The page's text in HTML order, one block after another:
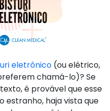
eletrônico (ou elétrico,
chamá-lo)? Se
é provável que esse
estranho, haja vista que